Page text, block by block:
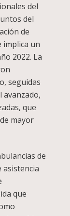
del
del
de
implica un
2022. La
seguidas
avanzado,
que
mayor
de
que